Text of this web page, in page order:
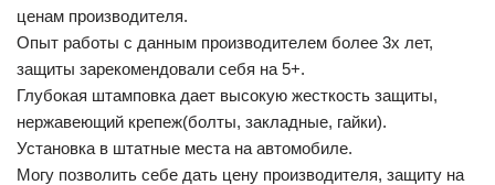
ценам производителя.
Опыт работы с данным производителем более 3х лет,
защиты зарекомендовали себя на 5+.
Глубокая штамповка дает высокую жесткость защиты,
нержавеющий крепеж(болты, закладные, гайки).
Установка в штатные места на автомобиле.
Могу позволить себе дать цену производителя, защиту на